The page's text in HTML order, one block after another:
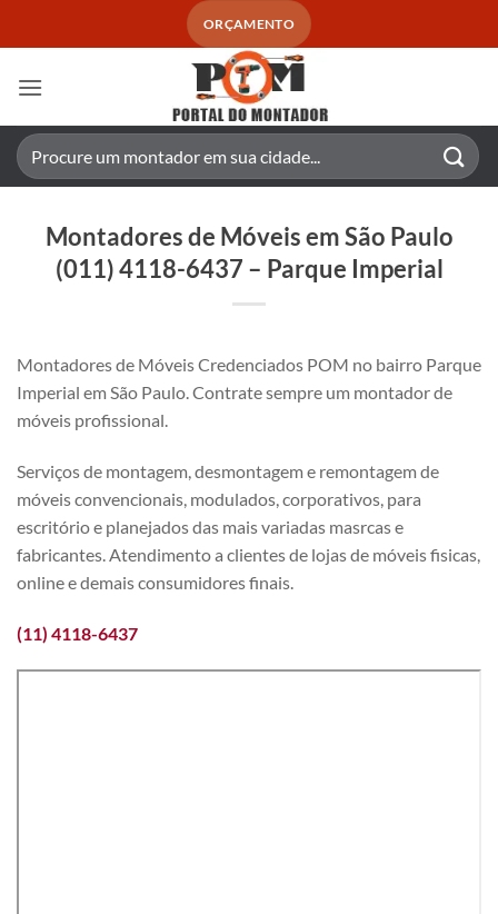
ORÇAMENTO
Pesquisar
por:
Montadores de Móveis em São Paulo
(011) 4118-6437 – Parque Imperial
Montadores de Móveis Credenciados POM no bairro Parque
Imperial em São Paulo. Contrate sempre um montador de
móveis profissional.
Serviços de montagem, desmontagem e remontagem de
móveis convencionais, modulados, corporativos, para
escritório e planejados das mais variadas masrcas e
fabricantes. Atendimento a clientes de lojas de móveis fisicas,
online e demais consumidores finais.
(11) 4118-6437